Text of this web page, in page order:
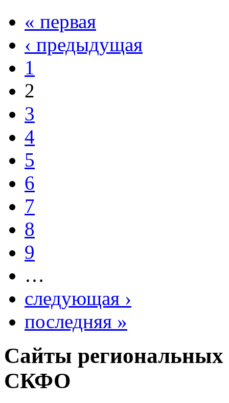
« первая
‹ предыдущая
1
2
3
4
5
6
7
8
9
…
следующая ›
последняя »
Сайты
СКФО